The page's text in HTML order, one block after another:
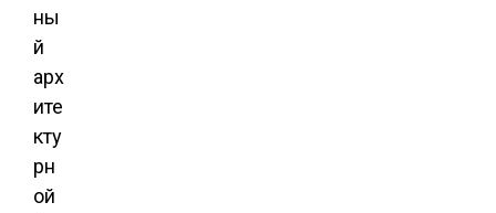
ны
й
арх
ите
кту
рн
ой